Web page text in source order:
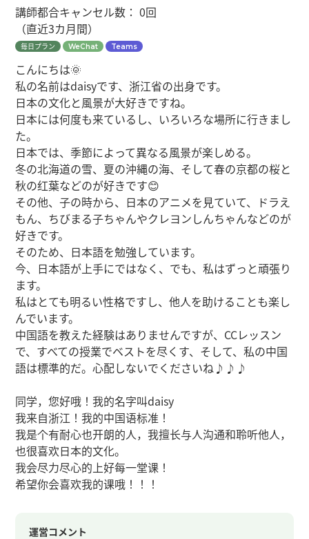
講師都合キャンセル数：0回
（直近3カ月間）
毎日プラン WeChat Teams
こんにちは🌞
私の名前はdaisyです、浙江省の出身です。
日本の文化と風景が大好きですね。
日本には何度も来ているし、いろいろな場所に行きまし
た。
日本では、季節によって異なる風景が楽しめる。
冬の北海道の雪、夏の沖縄の海、そして春の京都の桜と
秋の红葉などのが好きです😊
その他、子の時から、日本のアニメを見ていて、ドラえ
もん、ちびまる子ちゃんやクレヨンしんちゃんなどのが
好きです。
そのため、日本語を勉強しています。
今、日本語が上手にではなく、でも、私はずっと頑張り
ます。
私はとても明るい性格ですし、他人を助けることも楽し
んでいます。
中国語を教えた経験はありませんですが、CCレッスン
で、すべての授業でベストを尽くす、そして、私の中国
語は標準的だ。心配しないでくださいね♪♪♪
同学，您好哦！我的名字叫daisy
我来自浙江！我的中国语标准！
我是个有耐心也开朗的人，我擅长与人沟通和聆听他人，
也很喜欢日本的文化。
我会尽力尽心的上好每一堂课！
希望你会喜欢我的课哦！！！
運営コメント